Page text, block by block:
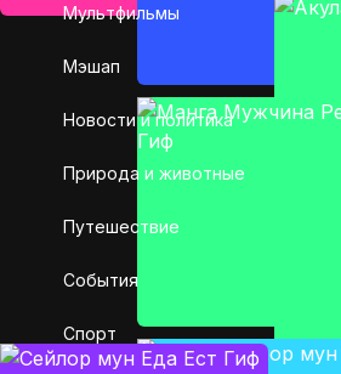
Мультфильмы
Мэшап
Новости и политика
Природа и животные
Путешествие
События
Спорт